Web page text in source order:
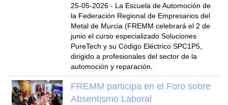
25-05-2026 - La Escuela de Automoción de
la Federación Regional de Empresarios del
Metal de Murcia (FREMM celebrará el 2 de
junio el curso especializado Soluciones
PureTech y su Código Eléctrico SPC1P5,
dirigido a profesionales del sector de la
automoción y reparación.
FREMM participa en el Foro sobre
Absentismo Laboral